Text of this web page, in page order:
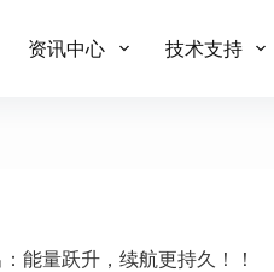
资讯中心 技术支持
能量跃升，续航更持久！！